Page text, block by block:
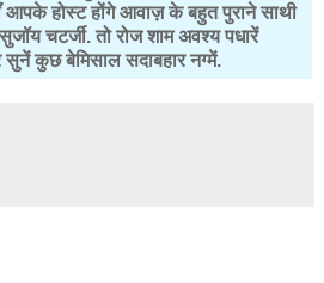
आपके होस्ट होंगे आवाज़ के बहुत पुराने साथी
चटर्जी. तो रोज शाम अवश्य पधारें
कुछ बेमिसाल सदाबहार नग्में.